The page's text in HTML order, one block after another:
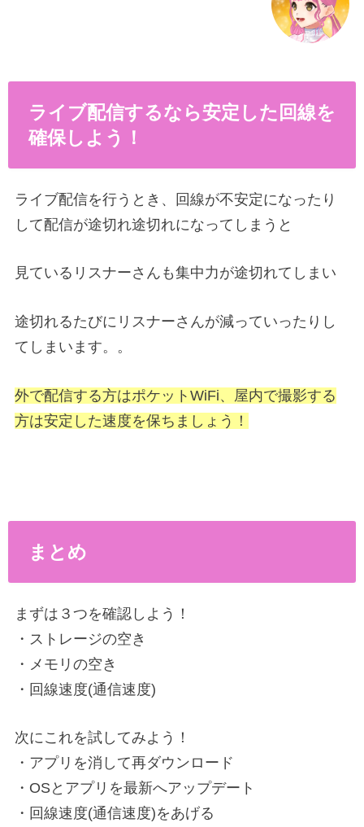
ライブ配信するなら安定した回線を
確保しよう！
ライブ配信を行うとき、回線が不安定になったり
して配信が途切れ途切れになってしまうと
見ているリスナーさんも集中力が途切れてしまい
途切れるたびにリスナーさんが減っていったりし
てしまいます。。
外で配信する方はポケットWiFi、屋内で撮影する
方は安定した速度を保ちましょう！
まとめ
まずは３つを確認しよう！
・ストレージの空き
・メモリの空き
・回線速度(通信速度)
次にこれを試してみよう！
・アプリを消して再ダウンロード
・OSとアプリを最新へアップデート
・回線速度(通信速度)をあげる